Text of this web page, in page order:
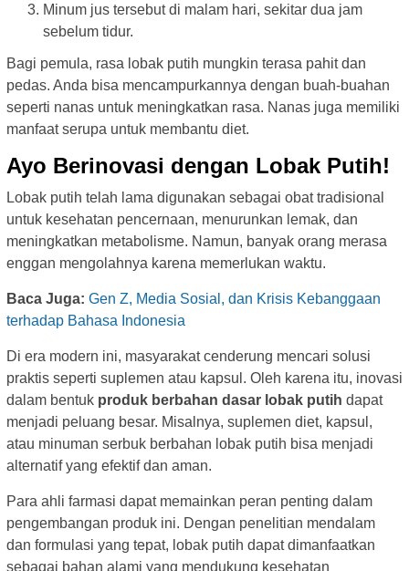
Minum jus tersebut di malam hari, sekitar dua jam
sebelum tidur.
Bagi pemula, rasa lobak putih mungkin terasa pahit dan
pedas. Anda bisa mencampurkannya dengan buah-buahan
seperti nanas untuk meningkatkan rasa. Nanas juga memiliki
manfaat serupa untuk membantu diet.
Ayo Berinovasi dengan Lobak Putih!
Lobak putih telah lama digunakan sebagai obat tradisional
untuk kesehatan pencernaan, menurunkan lemak, dan
meningkatkan metabolisme. Namun, banyak orang merasa
enggan mengolahnya karena memerlukan waktu.
Baca Juga: Gen Z, Media Sosial, dan Krisis Kebanggaan
terhadap Bahasa Indonesia
Di era modern ini, masyarakat cenderung mencari solusi
praktis seperti suplemen atau kapsul. Oleh karena itu, inovasi
dalam bentuk produk berbahan dasar lobak putih dapat
menjadi peluang besar. Misalnya, suplemen diet, kapsul,
atau minuman serbuk berbahan lobak putih bisa menjadi
alternatif yang efektif dan aman.
Para ahli farmasi dapat memainkan peran penting dalam
pengembangan produk ini. Dengan penelitian mendalam
dan formulasi yang tepat, lobak putih dapat dimanfaatkan
sebagai bahan alami yang mendukung kesehatan